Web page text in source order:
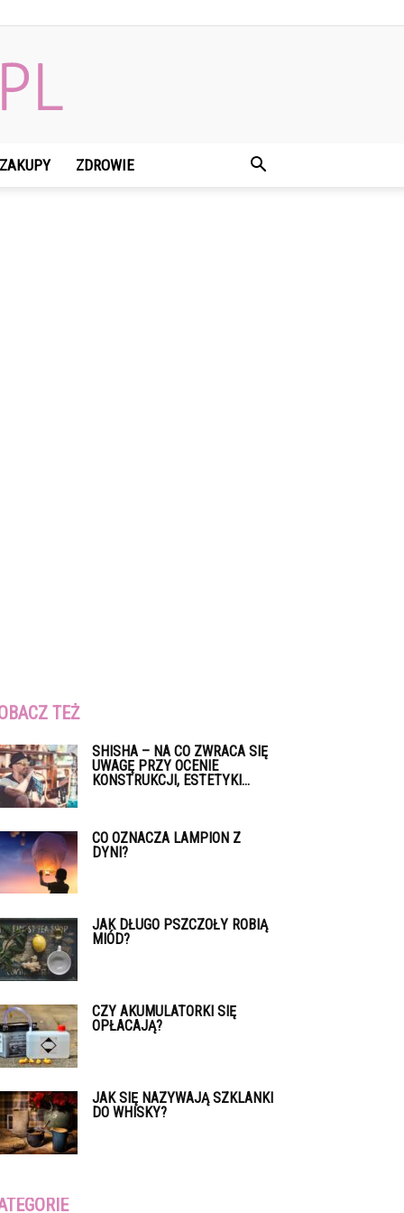
ZAKUPY ZDROWIE
TEŻ
SHISHA – NA CO ZWRACA SIĘ
UWAGĘ PRZY OCENIE
KONSTRUKCJI, ESTETYKI...
CO OZNACZA LAMPION Z
DYNI?
JAK DŁUGO PSZCZOŁY ROBIĄ
MIÓD?
CZY AKUMULATORKI SIĘ
OPŁACAJĄ?
JAK SIĘ NAZYWAJĄ SZKLANKI
DO WHISKY?